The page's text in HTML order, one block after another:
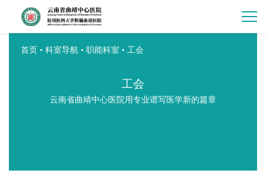
首页 • 科室导航 • 职能科室 • 工会
工会
云南省曲靖中心医院用专业谱写医学新的篇章